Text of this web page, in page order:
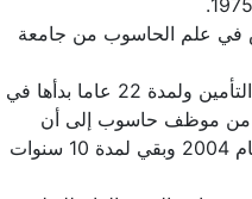
علم الحاسوب من جامعة
عمل سنوات عديدة في مجال التأمين ولمدة 22 عاما بدأها في
موظف حاسوب إلى أن
أصبح مديراً لدائرة الحاسوب عام 2004 وبقي لمدة 10 سنوات